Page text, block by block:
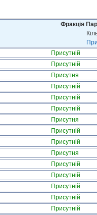
Фракція
Присутній
Присутній
Присутня
Присутній
Присутній
Присутній
Присутня
Присутній
Присутній
Присутня
Присутній
Присутній
Присутній
Присутній
Присутній